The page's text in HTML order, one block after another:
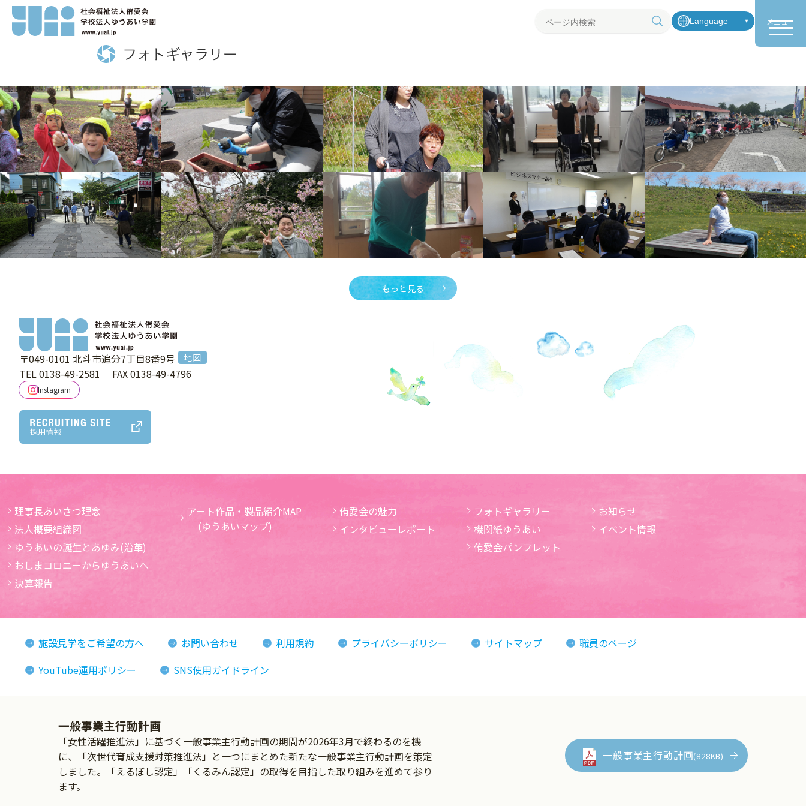
検
索
Language メニュー
index.php
もっと見る
〒049-0101 北斗市追分7丁目8番9号 地図
TEL 0138-49-2581 FAX 0138-49-4796
Instagram
採用情報
理事長あいさつ理念
法人概要組織図
ゆうあいの誕生とあゆみ(沿革)
おしまコロニーからゆうあいへ
決算報告
アート作品・製品紹介MAP
(ゆうあいマップ)
侑愛会の魅力
インタビューレポート
フォトギャラリー
機関紙ゆうあい
侑愛会パンフレット
お知らせ
イベント情報
施設見学をご希望の方へ お問い合わせ 利用規約 プライバシーポリシー サイトマップ
職員のページ
YouTube運用ポリシー
SNS使用ガイドライン
一般事業主行動計画
「女性活躍推進法」に基づく一般事業主行動計画の期間が2026年3月で終わるのを機
に、「次世代育成支援対策推進法」と一つにまとめた新たな一般事業主行動計画を策定
しました。「えるぼし認定」「くるみん認定」の取得を目指した取り組みを進めて参り
ます。
一般事業主行動計画(828KB)